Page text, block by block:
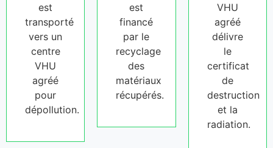
est
transporté
vers un
centre
VHU
agréé
pour
dépollution.
est
financé
par le
recyclage
des
matériaux
récupérés.
VHU
agréé
délivre
le
certificat
de
destruction
et la
radiation.